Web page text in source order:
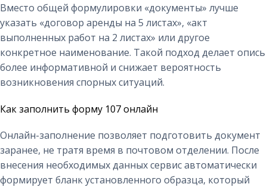
Вместо общей формулировки «документы» лучше
указать «договор аренды на 5 листах», «акт
выполненных работ на 2 листах» или другое
конкретное наименование. Такой подход делает опись
более информативной и снижает вероятность
возникновения спорных ситуаций.
Как заполнить форму 107 онлайн
Онлайн-заполнение позволяет подготовить документ
заранее, не тратя время в почтовом отделении. После
внесения необходимых данных сервис автоматически
формирует бланк установленного образца, который